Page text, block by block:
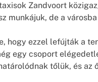
Zandvoort
munkájuk, de a
hogy ezzel lefújták a
egy csoport
tőlük, és az